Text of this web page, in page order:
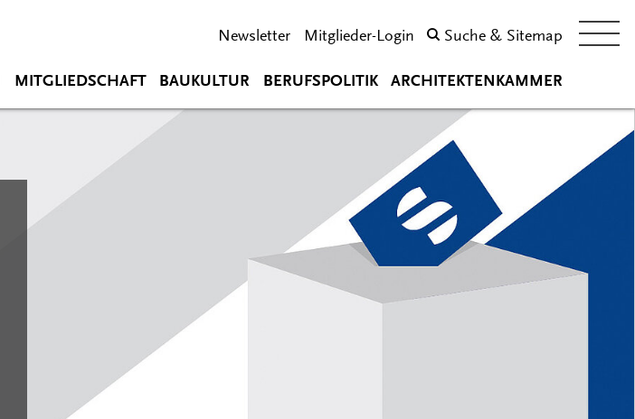
Newsletter Mitglieder-Login Suche & Sitemap
MITGLIEDSCHAFT BAUKULTUR BERUFSPOLITIK ARCHITEKTENKAMMER